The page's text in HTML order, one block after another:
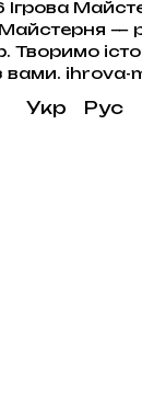
Майстерня —
Творимо
вами.
Укр Рус